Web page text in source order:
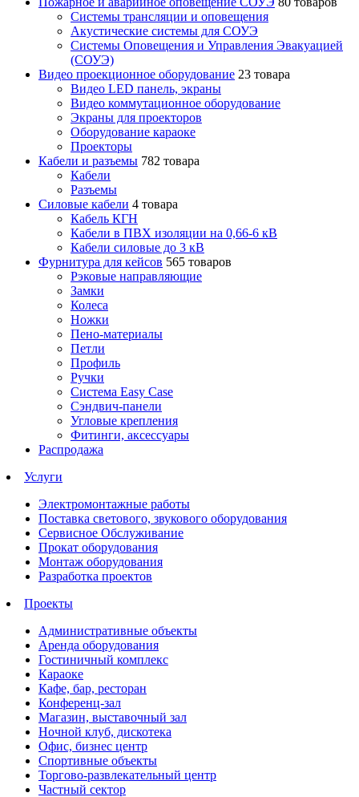
Cистемы трансляции и оповещения
Акустические системы для СОУЭ
Системы Оповещения и Управления Эвакуацией
(СОУЭ)
Видео проекционное оборудование 23 товара
Видео LED панель, экраны
Видео коммутационное оборудование
Экраны для проекторов
Оборудование караоке
Проекторы
Кабели и разъемы 782 товара
Кабели
Разъемы
Силовые кабели 4 товара
Кабель КГН
Кабели в ПВХ изоляции на 0,66-6 кВ
Кабели силовые до 3 кВ
Фурнитура для кейсов 565 товаров
Рэковые направляющие
Замки
Колеса
Ножки
Пено-материалы
Петли
Профиль
Ручки
Система Easy Case
Сэндвич-панели
Угловые крепления
Фитинги, аксессуары
Распродажа
Услуги
Электромонтажные работы
Поставка светового, звукового оборудования
Сервисное Обслуживание
Прокат оборудования
Монтаж оборудования
Разработка проектов
Проекты
Административные объекты
Аренда оборудования
Гостиничный комплекс
Караоке
Кафе, бар, ресторан
Конференц-зал
Магазин, выставочный зал
Ночной клуб, дискотека
Офис, бизнес центр
Спортивные объекты
Торгово-развлекательный центр
Частный сектор